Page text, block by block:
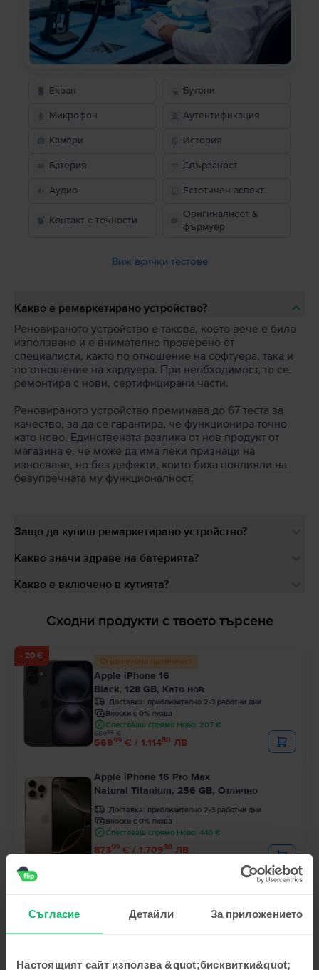
Съгласие Детайли За приложението
Настоящият сайт използва &quot;бисквитки&quot;
Екран Бутони
Микрофон Аутентификация
Камери История
Батерия Свързаност
Аудио Естетичен аспект
Контакт с течности
Оригиналност &
фърмуер
Виж всички тестове
Какво е ремаркетирано устройство?
Реновираното устройство е такова, което вече е било
използвано и е внимателно проверено от
специалисти, както по отношение на софтуера, така и
по отношение на хардуера. При необходимост, то се
ремонтира с нови, сертифицирани части.
Реновираното устройство преминава до 67 теста за
качество, за да се гарантира, че функционира точно
като ново. Единствената разлика от нов продукт от
магазина е, че може да има леки признаци на
износване, но без дефекти, които биха повлияли на
безупречната му функционалност.
Защо да купиш ремаркетирано устройство?
Какво значи здраве на батерията?
Какво е включено в кутията?
Сходни продукти с твоето търсене
- 20 €
Ограничена наличност
Apple iPhone 16
Black, 128 GB, Като нов
Доставка: приблизително 2-3 работни дни
Вноски с 0% лихва
Спестяваш спрямо Ново: 207 €
56999 € / 1.11480 ЛВ
58999€
Apple iPhone 16 Pro Max
Natural Titanium, 256 GB, Отлично
Доставка: приблизително 2-3 работни дни
Вноски с 0% лихва
Спестяваш спрямо Ново: 440 €
87399 € / 1.70938 ЛВ
Доставка: приблизително 2-3 работни дни
759 99€ / 1.48641ЛВ